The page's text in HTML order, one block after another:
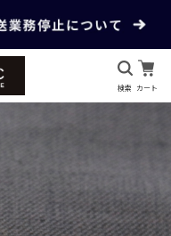
検索 カート